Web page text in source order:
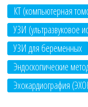
КТ (компьютерная
УЗИ (ультразвуковое
УЗИ для беременных
Эндоскопические
Эхокардиография